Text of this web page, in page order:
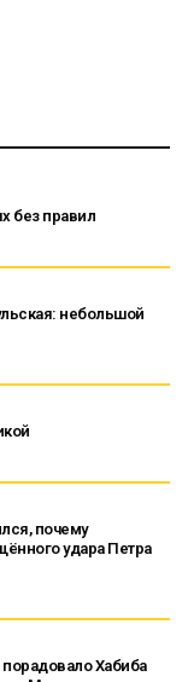
без правил
небольшой
почему
удара Петра
Хабиба